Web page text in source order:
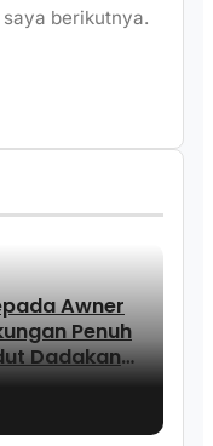
berikutnya.
Awner
Penuh
Dadakan
..